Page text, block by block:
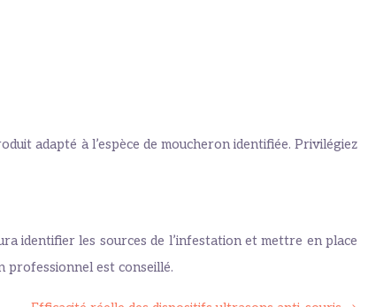
adapté à l’espèce de moucheron identifiée. Privilégiez
identifier les sources de l’infestation et mettre en place
professionnel est conseillé.